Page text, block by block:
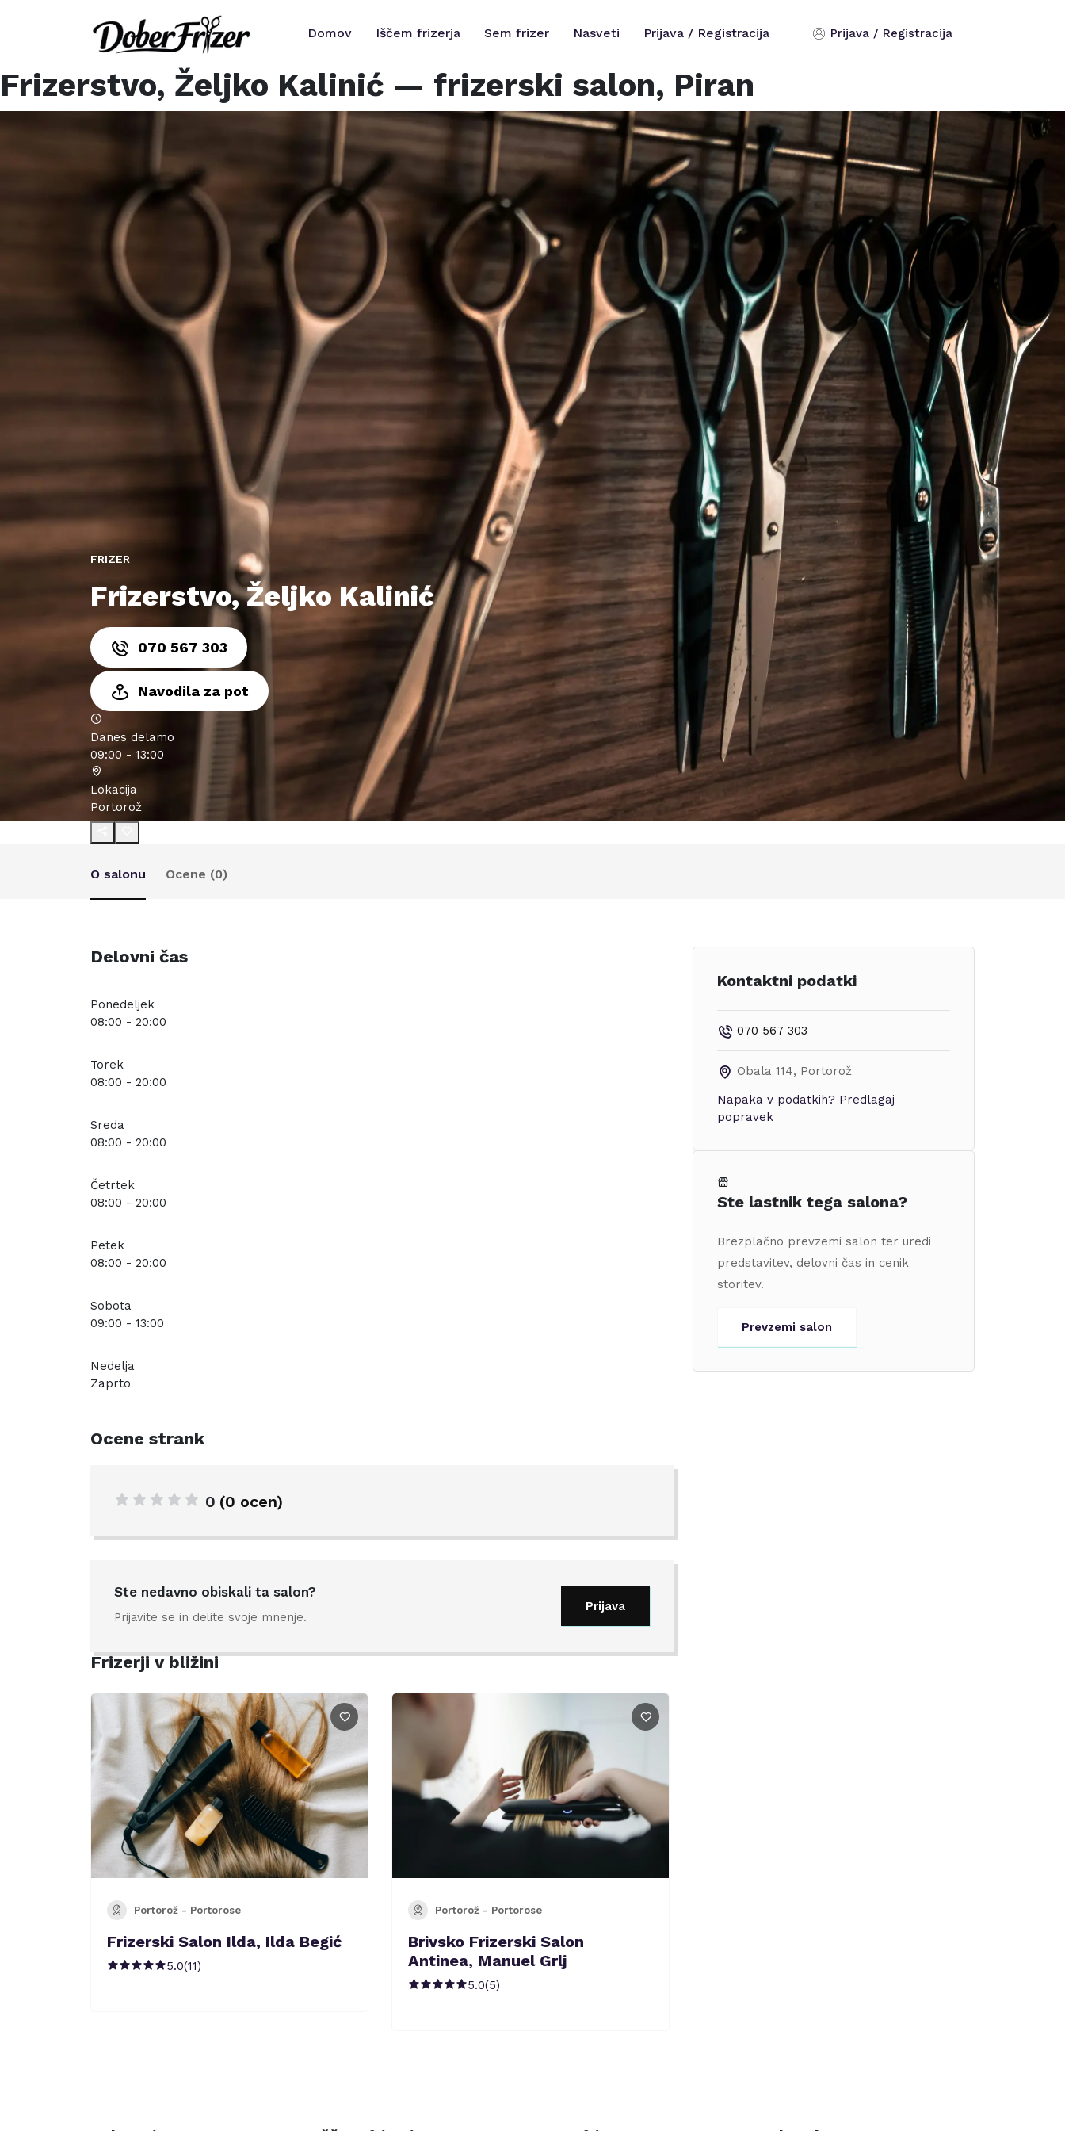
Domov Iščem frizerja Sem frizer Nasveti Prijava / Registracija Prijava / Registracija
Frizerstvo, Željko Kalinić — frizerski salon, Piran
FRIZER
Frizerstvo, Željko Kalinić
070 567 303
Navodila za pot
Danes delamo
09:00 - 13:00
Lokacija
Portorož
O salonu Ocene (0)
Delovni čas
Ponedeljek
08:00 - 20:00
Torek
08:00 - 20:00
Sreda
08:00 - 20:00
Četrtek
08:00 - 20:00
Petek
08:00 - 20:00
Sobota
09:00 - 13:00
Nedelja
Zaprto
Ocene strank
0 (0 ocen)
Ste nedavno obiskali ta salon?
Prijavite se in delite svoje mnenje.
Prijava
Frizerji v bližini
Portorož - Portorose
Frizerski Salon Ilda, Ilda Begić
5.0(11)
Portorož - Portorose
Brivsko Frizerski Salon
Antinea, Manuel Grlj
5.0(5)
Kontaktni podatki
070 567 303
Obala 114, Portorož
Napaka v podatkih? Predlagaj
popravek
Ste lastnik tega salona?
Brezplačno prevzemi salon ter uredi
predstavitev, delovni čas in cenik
storitev.
Prevzemi salon